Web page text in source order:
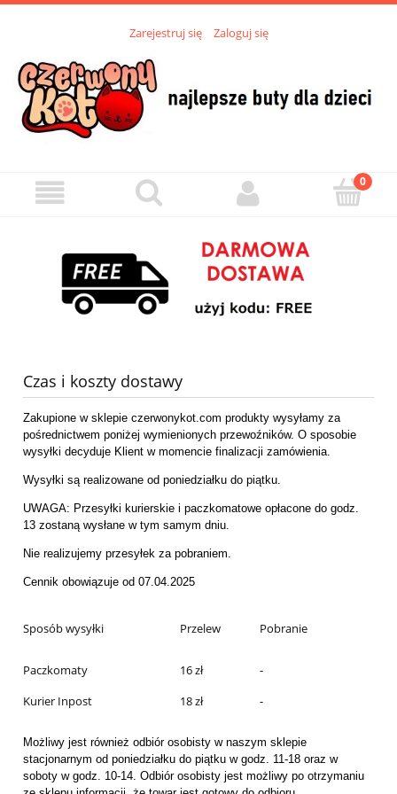
Zarejestruj się Zaloguj się
Czas i koszty dostawy
Zakupione w sklepie czerwonykot.com produkty wysyłamy za
pośrednictwem poniżej wymienionych przewoźników. O sposobie
wysyłki decyduje Klient w momencie finalizacji zamówienia.
Wysyłki są realizowane od poniedziałku do piątku.
UWAGA: Przesyłki kurierskie i paczkomatowe opłacone do godz.
13 zostaną wysłane w tym samym dniu.
Nie realizujemy przesyłek za pobraniem.
Cennik obowiązuje od 07.04.2025
Sposób wysyłki Przelew Pobranie
Paczkomaty 16 zł
-
Kurier Inpost
18 zł -
Możliwy jest również odbiór osobisty w naszym sklepie
stacjonarnym od poniedziałku do piątku w godz. 11-18 oraz w
soboty w godz. 10-14. Odbiór osobisty jest możliwy po otrzymaniu